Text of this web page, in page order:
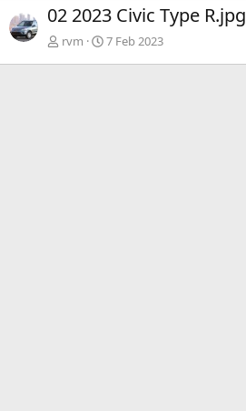
.
02 2023 Civic Type R.jpg
rvm 7 Feb 2023